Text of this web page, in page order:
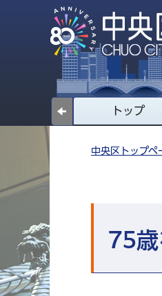
トップ
中央区トップペ
75歳